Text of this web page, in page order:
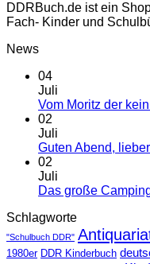
DDRBuch.de ist ein
Fach- Kinder und
News
04
Juli
Vom Moritz der
02
Juli
Guten Abend,
02
Juli
Das große
Schlagworte
"Schulbuch DDR"
1980er DDR Kinderbuch